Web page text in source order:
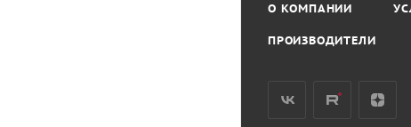
О КОМПАНИИ
ПРОИЗВОДИТЕЛИ